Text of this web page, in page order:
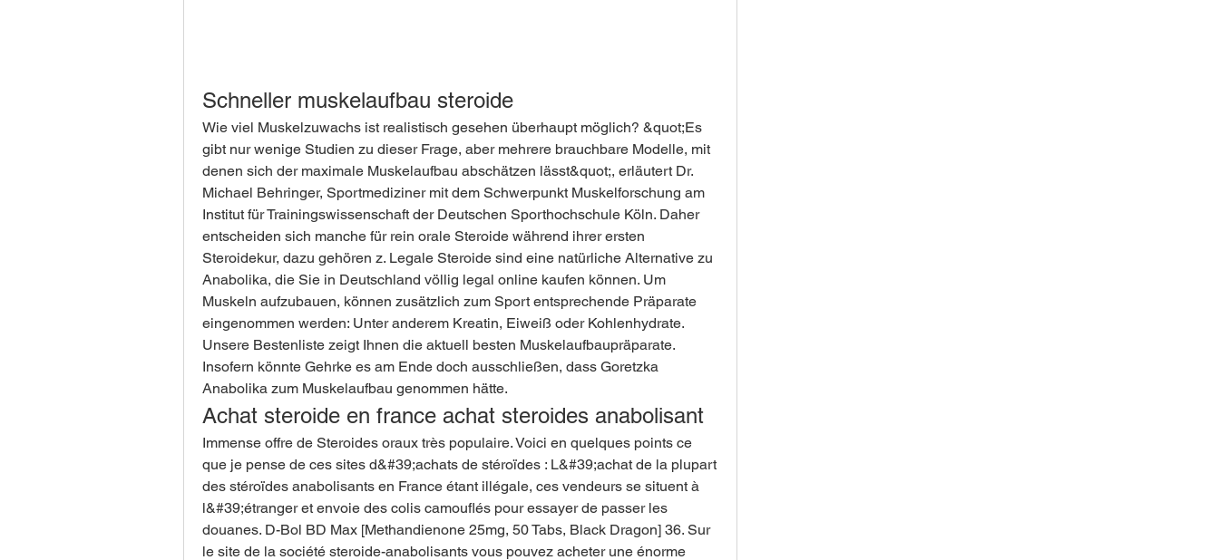
Schneller muskelaufbau steroide
Wie viel Muskelzuwachs ist realistisch gesehen überhaupt möglich? &quot;Es
gibt nur wenige Studien zu dieser Frage, aber mehrere brauchbare Modelle, mit
denen sich der maximale Muskelaufbau abschätzen lässt&quot;, erläutert Dr.
Michael Behringer, Sportmediziner mit dem Schwerpunkt Muskelforschung am
Institut für Trainingswissenschaft der Deutschen Sporthochschule Köln. Daher
entscheiden sich manche für rein orale Steroide während ihrer ersten
Steroidekur, dazu gehören z. Legale Steroide sind eine natürliche Alternative zu
Anabolika, die Sie in Deutschland völlig legal online kaufen können. Um
Muskeln aufzubauen, können zusätzlich zum Sport entsprechende Präparate
eingenommen werden: Unter anderem Kreatin, Eiweiß oder Kohlenhydrate.
Unsere Bestenliste zeigt Ihnen die aktuell besten Muskelaufbaupräparate.
Insofern könnte Gehrke es am Ende doch ausschließen, dass Goretzka
Anabolika zum Muskelaufbau genommen hätte.
Achat steroide en france achat steroides anabolisant
Immense offre de Steroides oraux très populaire. Voici en quelques points ce
que je pense de ces sites d&#39;achats de stéroïdes : L&#39;achat de la plupart
des stéroïdes anabolisants en France étant illégale, ces vendeurs se situent à
l&#39;étranger et envoie des colis camouflés pour essayer de passer les
douanes. D-Bol BD Max [Methandienone 25mg, 50 Tabs, Black Dragon] 36. Sur
le site de la société steroide-anabolisants vous pouvez acheter une énorme